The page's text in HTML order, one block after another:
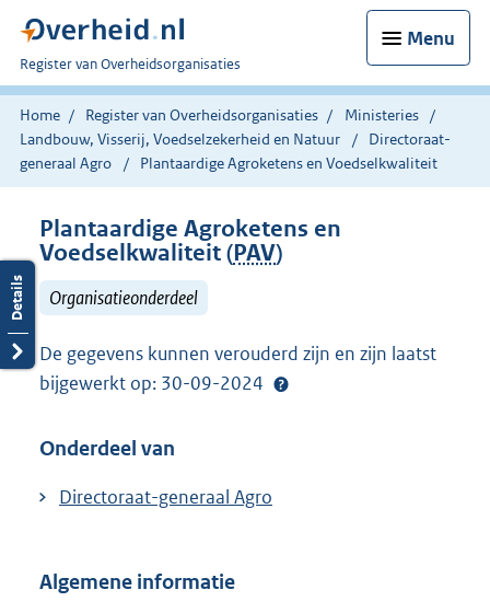
Menu
U
bent
nu
hier:
Register van Overheidsorganisaties
Home Register van Overheidsorganisaties
Ministeries
Landbouw, Visserij, Voedselzekerheid en Natuur
Directoraat-
generaal Agro
Plantaardige Agroketens en Voedselkwaliteit
Plantaardige Agroketens en
Voedselkwaliteit (PAV)
Organisatieonderdeel
De gegevens kunnen verouderd zijn en zijn laatst
bijgewerkt op: 30-09-2024
Onderdeel van
Directoraat-generaal Agro
Algemene informatie